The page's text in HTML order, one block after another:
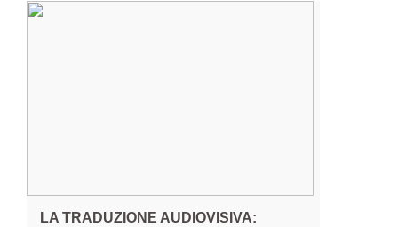
LA TRADUZIONE AUDIOVISIVA: